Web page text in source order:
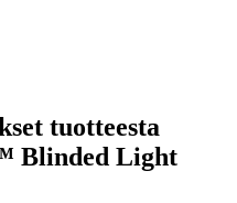
tuotteesta
Blinded Light